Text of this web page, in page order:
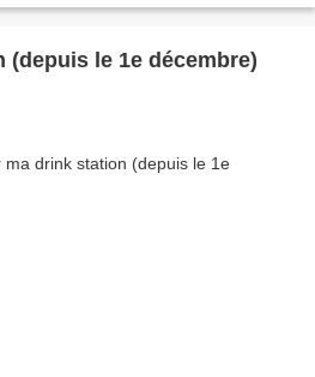
le 1e décembre)